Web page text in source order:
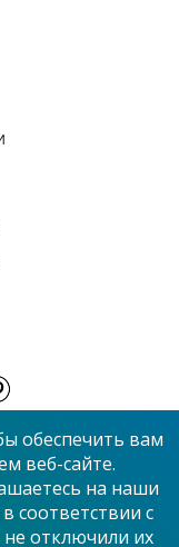
обеспечить вам
веб-сайте.
на наши
соответствии с
отключили их